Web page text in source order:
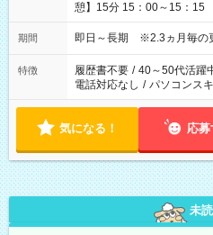
憩】15分 15：00～15：15
期間 即日～長期 ※2.3ヵ月毎の
特徴 履歴書不要 / 40～50代活躍
電話対応なし / パソコンス
気になる！ 応募
未読